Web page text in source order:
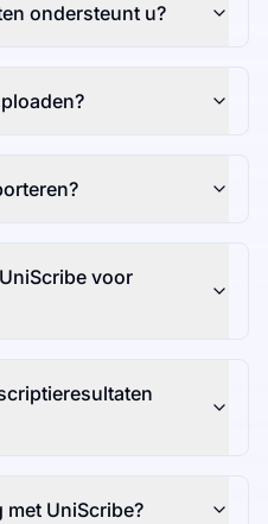
ondersteunt u?
voor
UniScribe?